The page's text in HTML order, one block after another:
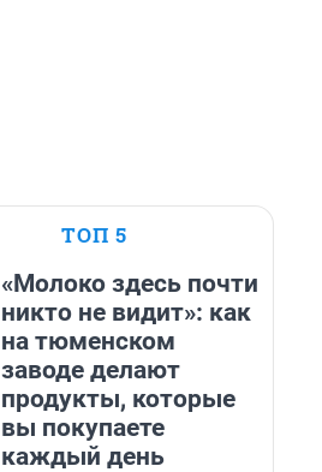
ТОП 5
«Молоко здесь почти
никто не видит»: как
на тюменском
заводе делают
продукты, которые
вы покупаете
каждый день